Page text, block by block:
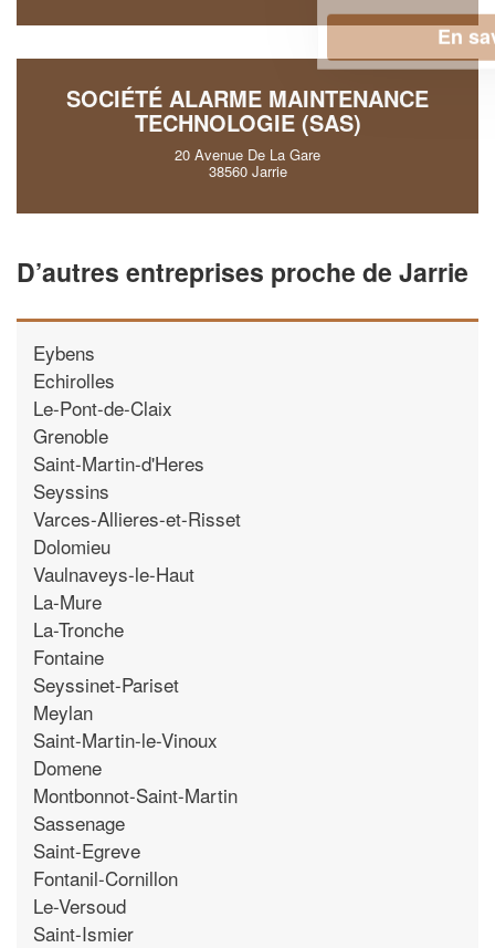
SOCIÉTÉ ALARME MAINTENANCE
TECHNOLOGIE (SAS)
20 Avenue De La Gare
38560 Jarrie
D’autres entreprises proche de Jarrie
Eybens
Echirolles
Le-Pont-de-Claix
Grenoble
Saint-Martin-d'Heres
Seyssins
Varces-Allieres-et-Risset
Dolomieu
Vaulnaveys-le-Haut
La-Mure
La-Tronche
Fontaine
Seyssinet-Pariset
Meylan
Saint-Martin-le-Vinoux
Domene
Montbonnot-Saint-Martin
Sassenage
Saint-Egreve
Fontanil-Cornillon
Le-Versoud
Saint-Ismier